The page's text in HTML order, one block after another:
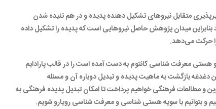
متقابل نیروهای تشکیل دهنده پدیده و در هم تنیده شدن
میدان پژوهش حاصل نیروهایی است که پدیده را تشکیل داده
حرکت می‌دهد.
معرفت شناسی کانتوم به دست آمده است را در قالب پارادایم
دغدغه بازگشت به ماهیت پدیده و تبدیل دوباره آن و مسئله
نوین و مطالعات فرهنگی خواهیم پرداخت تا امکان تبدیل پدیده فرهنگی به
و بتوانیم با سویه هستی شناسی و معرفت شناسی رویارو شویم.